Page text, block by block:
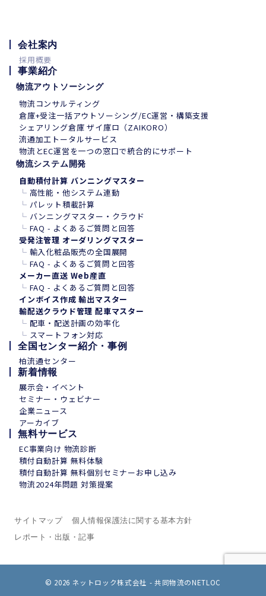
会社案内
採用概要
事業紹介
物流アウトソーシング
物流コンサルティング
倉庫+受注一括アウトソーシング/EC運営・構築支援
シェアリング倉庫 ザイ庫ロ（ZAIKORO）
流通加工トータルサービス
物流とEC運営を一つの窓口で統合的にサポート
物流システム開発
自動積付計算 バンニングマスター
└ 高性能・他システム連動
└ パレット積載計算
└ バンニングマスター・クラウド
└ FAQ - よくあるご質問と回答
受発注管理 オーダリングマスター
└ 輸入化粧品販売の全国展開
└ FAQ - よくあるご質問と回答
メーカー直送 Web産直
└ FAQ - よくあるご質問と回答
インボイス作成 輸出マスター
輸配送クラウド管理 配車マスター
└ 配車・配送計画の効率化
└ スマートフォン対応
全国センター紹介・事例
柏流通センター
新着情報
展示会・イベント
セミナー・ウェビナー
企業ニュース
アーカイブ
無料サービス
EC事業向け 物流診断
積付自動計算 無料体験
積付自動計算 無料個別セミナーお申し込み
物流2024年問題 対策提案
サイトマップ
個人情報保護法に関する基本方針
レポート・出版・記事
© 2026 ネットロック株式会社 - 共同物流のNETLOC